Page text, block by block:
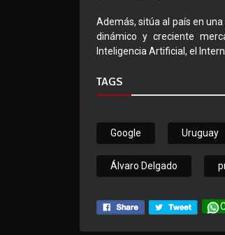
Además, sitúa al país en
dinámico y creciente
Inteligencia Artificial, el
TAGS
Google Uruguay
Álvaro Delgado